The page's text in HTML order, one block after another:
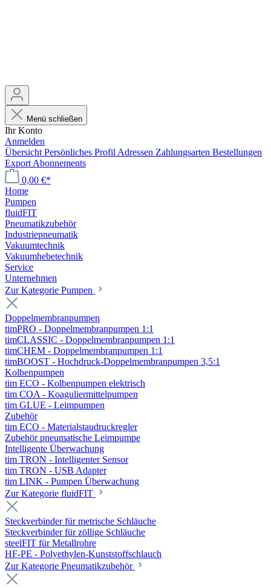
Menü schließen
Ihr Konto
Anmelden
Übersicht Persönliches Profil Adressen Zahlungsarten Bestellungen
Export Abonnements
0,00 €*
Home
Pumpen
fluidFIT
Pneumatikzubehör
Industriepneumatik
Vakuumtechnik
Vakuumhebetechnik
Service
Unternehmen
Zur Kategorie Pumpen
Doppelmembranpumpen
timPRO - Doppelmembranpumpen 1:1
timCLASSIC - Doppelmembranpumpen 1:1
timCHEM - Doppelmembranpumpen 1:1
timBOOST - Hochdruck-Doppelmembranpumpen 3,5:1
Kolbenpumpen
tim ECO - Kolbenpumpen elektrisch
tim COA - Koaguliermittelpumpen
tim GLUE - Leimpumpen
Zubehör
tim ECO - Materialstaudruckregler
Zubehör pneumatische Leimpumpe
Intelligente Überwachung
tim TRON - Intelligenter Sensor
tim TRON - USB Adapter
tim LINK - Pumpen Überwachung
Zur Kategorie fluidFIT
Steckverbinder für metrische Schläuche
Steckverbinder für zöllige Schläuche
steelFIT für Metallrohre
HF-PE - Polyethylen-Kunststoffschlauch
Zur Kategorie Pneumatikzubehör